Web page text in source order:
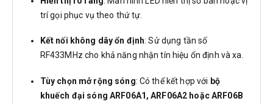
trí gọi phục vụ theo thứ tự.
Kết nối không dây ổn định: Sử dụng tần số
RF433MHz cho khả năng nhận tín hiệu ổn định và xa.
Tùy chọn mở rộng sóng: Có thể kết hợp với bộ
khuếch đại sóng ARF06A1, ARF06A2 hoặc ARF06B